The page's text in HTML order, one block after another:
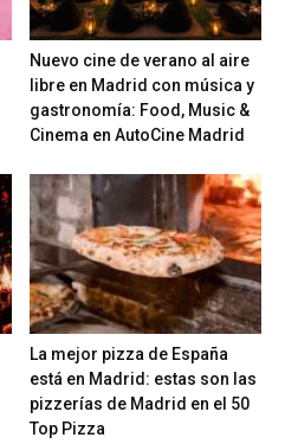
Nuevo cine de verano al aire
libre en Madrid con música y
gastronomía: Food, Music &
Cinema en AutoCine Madrid
La mejor pizza de España
está en Madrid: estas son las
pizzerías de Madrid en el 50
Top Pizza